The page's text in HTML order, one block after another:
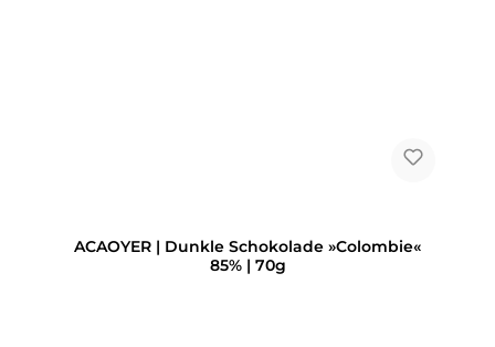
ACAOYER | Dunkle Schokolade »Colombie«
85% | 70g